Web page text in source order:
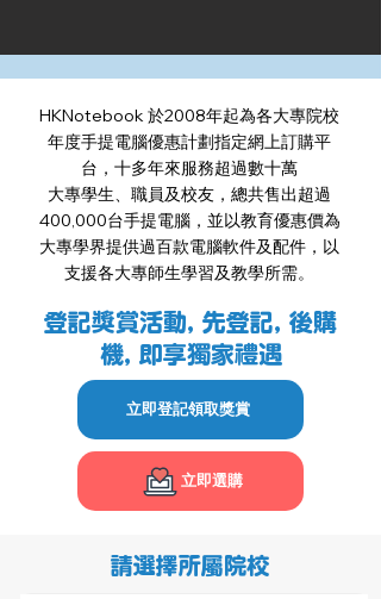
HKNotebook 於2008年起為各大專院校
年度手提電腦優惠計劃指定網上訂購平
台，十多年來服務超過數十萬
大專學生、職員及校友，總共售出超過
400,000台手提電腦，並以教育優惠價為
大專學界提供過百款電腦軟件及配件，以
支援各大專師生學習及教學所需。
登記獎賞活動, 先登記, 後購
機, 即享獨家禮遇
立即登記領取獎賞
立即選購
請選擇所屬院校